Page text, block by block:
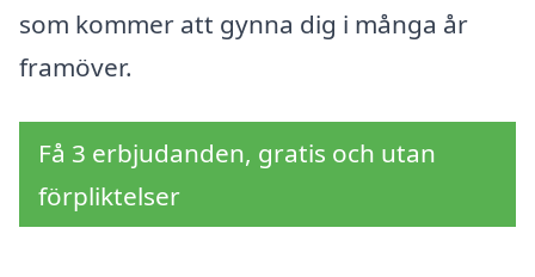
som kommer att gynna dig i många år
framöver.
Få 3 erbjudanden, gratis och utan
förpliktelser